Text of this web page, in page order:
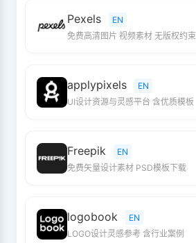
Pexels
EN
免费高清图片 视频素材 无版权约束
applypixels
EN
UI设计资源与灵感平台 含优质模板
Freepik
EN
免费矢量设计素材 PSD模板下载
logobook
EN
LOGO设计灵感参考 含行业案例